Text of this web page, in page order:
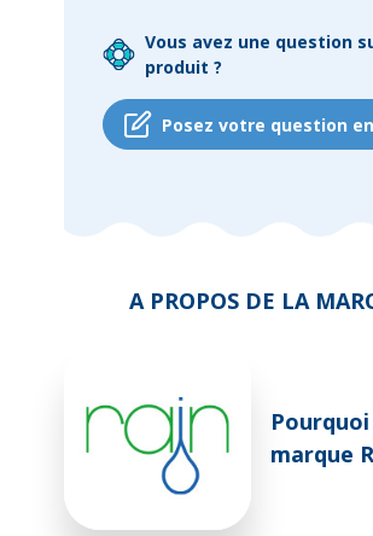
Vous avez une question
produit ?
Posez votre question
A PROPOS DE LA
marque